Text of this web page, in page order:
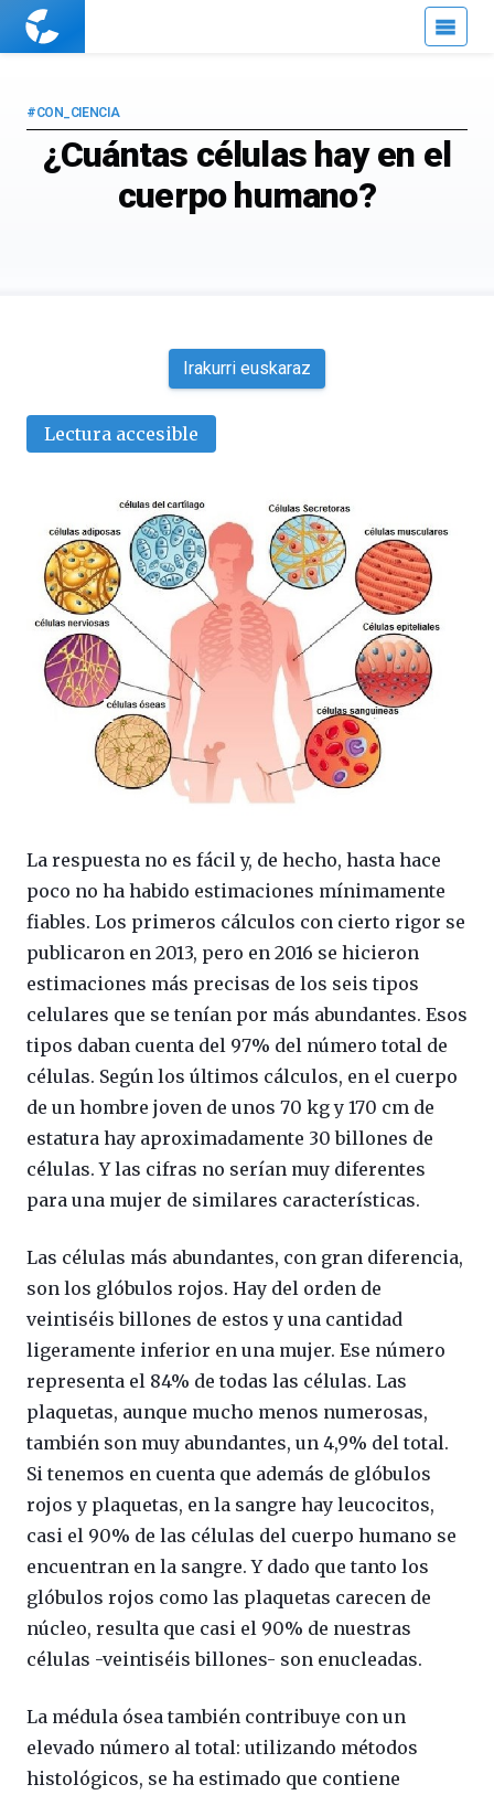
Cuaderno
¿Cuántas células hay en el
cuerpo humano?
#CON_CIENCIA
Irakurri euskaraz
Lectura accesible
La respuesta no es fácil y, de hecho, hasta hace
poco no ha habido estimaciones mínimamente
fiables. Los primeros cálculos con cierto rigor se
publicaron en 2013, pero en 2016 se hicieron
estimaciones más precisas de los seis tipos
celulares que se tenían por más abundantes. Esos
tipos daban cuenta del 97% del número total de
células. Según los últimos cálculos, en el cuerpo
de un hombre joven de unos 70 kg y 170 cm de
estatura hay aproximadamente 30 billones de
células. Y las cifras no serían muy diferentes
para una mujer de similares características.
Las células más abundantes, con gran diferencia,
son los glóbulos rojos. Hay del orden de
veintiséis billones de estos y una cantidad
ligeramente inferior en una mujer. Ese número
representa el 84% de todas las células. Las
plaquetas, aunque mucho menos numerosas,
también son muy abundantes, un 4,9% del total.
Si tenemos en cuenta que además de glóbulos
rojos y plaquetas, en la sangre hay leucocitos,
casi el 90% de las células del cuerpo humano se
encuentran en la sangre. Y dado que tanto los
glóbulos rojos como las plaquetas carecen de
núcleo, resulta que casi el 90% de nuestras
células -veintiséis billones- son enucleadas.
La médula ósea también contribuye con un
elevado número al total: utilizando métodos
histológicos, se ha estimado que contiene